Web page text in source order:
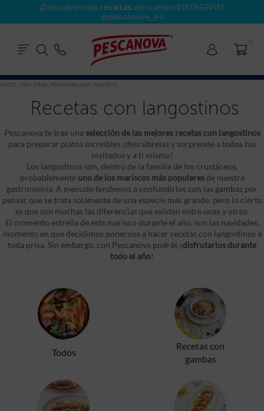
¡Descubre más recetas en nuestro INSTAGRAM
@pescanova_es
0
Inicio /Recetas /Recetas con marisco
Recetas con langostinos
Pescanova te trae una selección de las mejores recetas con langostinos
para preparar platos increíbles ¡descúbrelas y sorprende a todos tus
invitados y a ti mismo!
Los langostinos son, dentro de la familia de los crustáceos,
probablemente uno de los mariscos más popularesde nuestra
gastronomía. A menudo tendemos a confundirlos con las gambas por
pensar que se trata solamente de una especie más grande, pero lo cierto
es que son muchas las diferencias que existen entre unas y otros.
El momento estrella de este marisco durante el año, son las navidades,
momento en que decidimos ponernos a hacer recetas con langostinos a
toda prisa. Sin embargo, con Pescanova podrás ¡disfrutarlos durante
todo el año!
Todos
Recetas con
gambas